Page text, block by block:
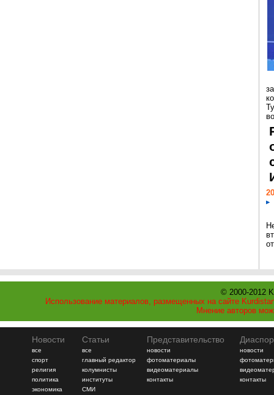
© 2000-2012
Использование материалов, размещенных на сайте
Мнение авторов
Новости
все
спорт
религия
политика
экономика
Статьи
все
главный редактор
колумнисты
институты
СМИ
Представительство
новости
фотоматериалы
видеоматериалы
контакты
новости
контакты